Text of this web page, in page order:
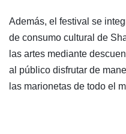
Además, el festival se
de consumo cultural de
las artes mediante
al público disfrutar de
las marionetas de todo el